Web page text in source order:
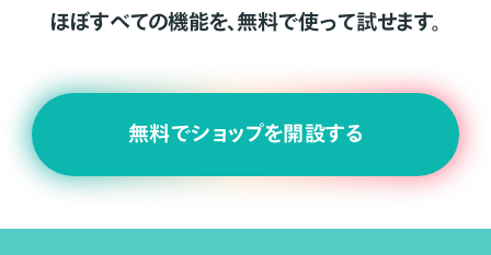
ほぼすべての機能を、無料で使って試せます。
無料でショップを開設する